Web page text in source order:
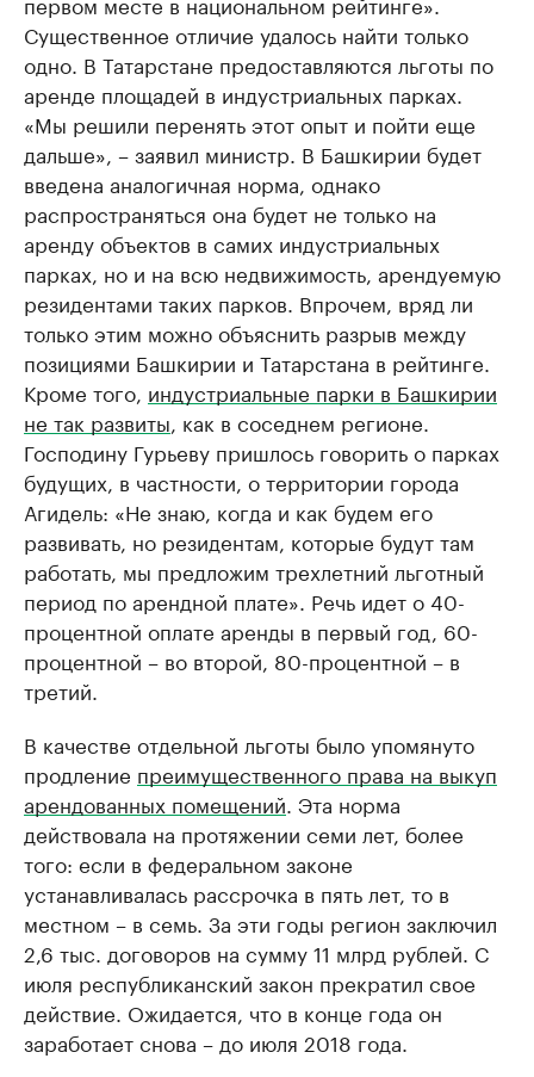
Существенное отличие удалось найти только
одно. В Татарстане предоставляются льготы по
аренде площадей в индустриальных парках.
«Мы решили перенять этот опыт и пойти еще
дальше», – заявил министр. В Башкирии будет
введена аналогичная норма, однако
распространяться она будет не только на
аренду объектов в самих индустриальных
парках, но и на всю недвижимость, арендуемую
резидентами таких парков. Впрочем, вряд ли
только этим можно объяснить разрыв между
позициями Башкирии и Татарстана в рейтинге.
Кроме того, индустриальные парки в Башкирии
не так развиты , как в соседнем регионе.
Господину Гурьеву пришлось говорить о парках
будущих, в частности, о территории города
Агидель: «Не знаю, когда и как будем его
развивать, но резидентам, которые будут там
работать, мы предложим трехлетний льготный
период по арендной плате». Речь идет о 40-
процентной оплате аренды в первый год, 60-
процентной – во второй, 80-процентной – в
третий.
В качестве отдельной льготы было упомянуто
продление преимущественного права на выкуп
арендованных помещений . Эта норма
действовала на протяжении семи лет, более
того: если в федеральном законе
устанавливалась рассрочка в пять лет, то в
местном – в семь. За эти годы регион заключил
2,6 тыс. договоров на сумму 11 млрд рублей. С
июля республиканский закон прекратил свое
действие. Ожидается, что в конце года он
заработает снова – до июля 2018 года.